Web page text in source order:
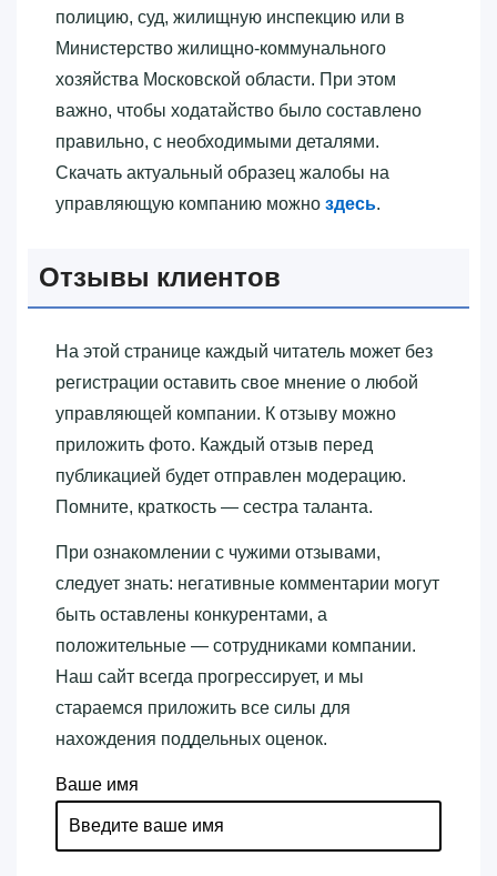
полицию, суд, жилищную инспекцию или в
Министерство жилищно-коммунального
хозяйства Московской области. При этом
важно, чтобы ходатайство было составлено
правильно, с необходимыми деталями.
Скачать актуальный образец жалобы на
управляющую компанию можно здесь.
Отзывы клиентов
На этой странице каждый читатель может без
регистрации оставить свое мнение о любой
управляющей компании. К отзыву можно
приложить фото. Каждый отзыв перед
публикацией будет отправлен модерацию.
Помните, краткость — сестра таланта.
При ознакомлении с чужими отзывами,
следует знать: негативные комментарии могут
быть оставлены конкурентами, а
положительные — сотрудниками компании.
Наш сайт всегда прогрессирует, и мы
стараемся приложить все силы для
нахождения поддельных оценок.
Ваше имя